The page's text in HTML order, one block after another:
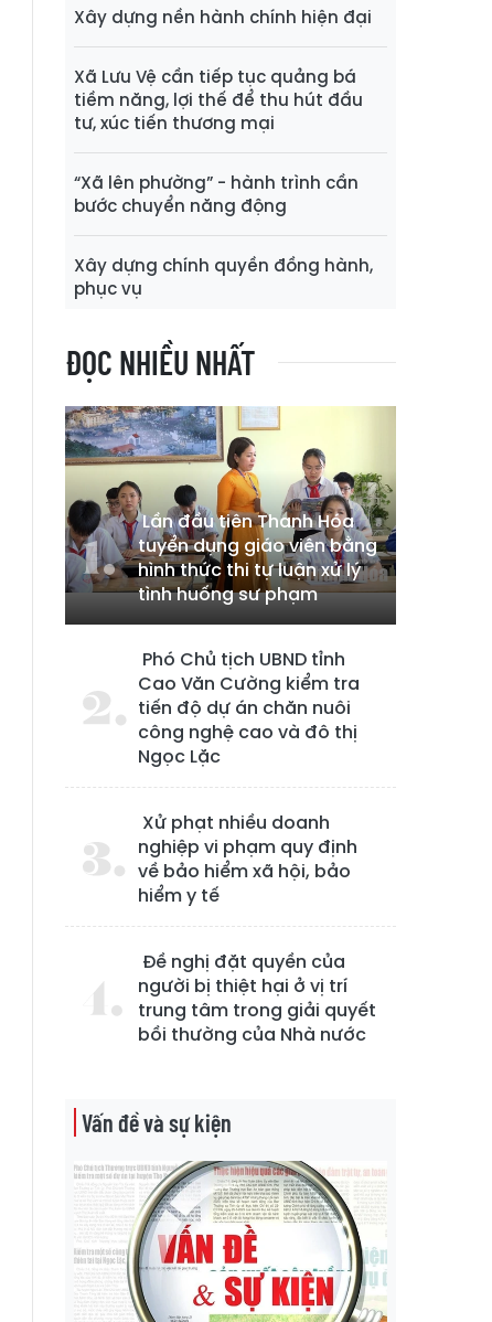
Xây dựng nền hành chính hiện đại
Xã Lưu Vệ cần tiếp tục quảng bá
tiềm năng, lợi thế để thu hút đầu
tư, xúc tiến thương mại
“Xã lên phường” - hành trình cần
bước chuyển năng động
Xây dựng chính quyền đồng hành,
phục vụ
ĐỌC NHIỀU NHẤT
Lần đầu tiên Thanh Hóa
tuyển dụng giáo viên bằng
hình thức thi tự luận xử lý
tình huống sư phạm
Phó Chủ tịch UBND tỉnh
Cao Văn Cường kiểm tra
tiến độ dự án chăn nuôi
công nghệ cao và đô thị
Ngọc Lặc
Xử phạt nhiều doanh
nghiệp vi phạm quy định
về bảo hiểm xã hội, bảo
hiểm y tế
Đề nghị đặt quyền của
người bị thiệt hại ở vị trí
trung tâm trong giải quyết
bồi thường của Nhà nước
Vấn đề và sự kiện